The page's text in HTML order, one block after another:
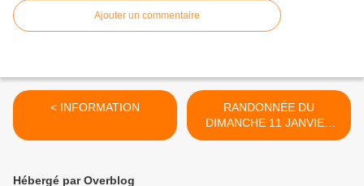
Ajouter un commentaire
< INFORMATION
RANDONNÉE DU
DIMANCHE 11 JANVIER
2026 : LIAUSSON -
Hébergé par Overblog